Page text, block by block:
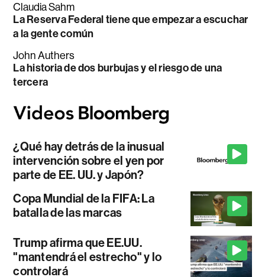
Claudia Sahm
La Reserva Federal tiene que empezar a escuchar
a la gente común
John Authers
La historia de dos burbujas y el riesgo de una
tercera
¿Qué hay detrás de la inusual
intervención sobre el yen por
parte de EE. UU. y Japón?
Copa Mundial de la FIFA: La
batalla de las marcas
Trump afirma que EE.UU.
"mantendrá el estrecho" y lo
controlará